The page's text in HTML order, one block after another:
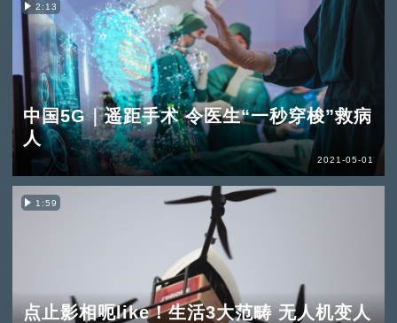
2:13
中国5G｜遥距手术 令医生“一秒穿梭”救病
人
2021-05-01
1:59
点止影相呃like！生活3大范畴 无人机变人